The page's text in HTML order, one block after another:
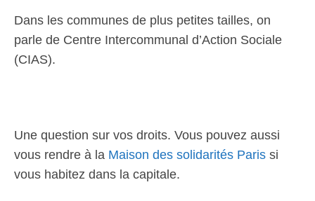
Dans les communes de plus petites tailles, on
parle de Centre Intercommunal d’Action Sociale
(CIAS).
Une question sur vos droits. Vous pouvez aussi
vous rendre à la Maison des solidarités Paris si
vous habitez dans la capitale.